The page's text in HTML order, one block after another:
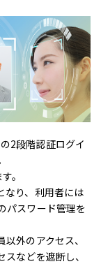
2段階認証ログイ
。
なり、利用者には
パスワード管理を
外のアクセス、
などを遮断し、